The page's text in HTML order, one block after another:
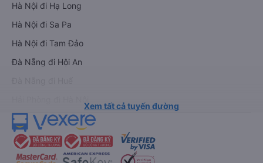
Hà Nội đi Hạ Long
Hà Nội đi Sa Pa
Hà Nội đi Tam Đảo
Đà Nẵng đi Hội An
Xem tất cả tuyến đường